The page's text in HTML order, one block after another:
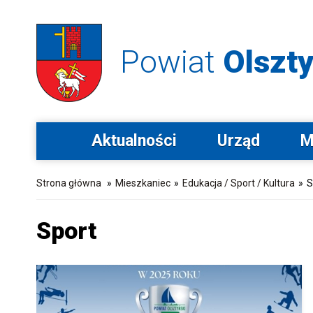
Powiat
Aktualności Urząd
Strona główna » Mieszkaniec » Edukacja / Sport / Kultura »
Sport